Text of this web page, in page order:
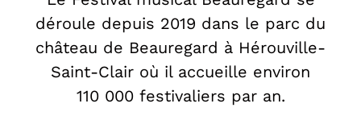
déroule depuis 2019 dans le parc du
château de Beauregard à Hérouville-
Saint-Clair où il accueille environ
110 000 festivaliers par an.